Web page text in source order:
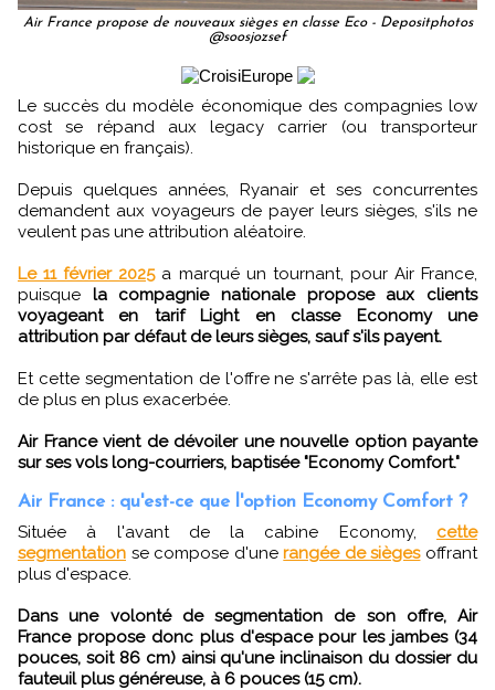
Air France propose de nouveaux sièges en classe Eco - Depositphotos
@soosjozsef
Le succès du modèle économique des compagnies low
cost se répand aux legacy carrier (ou transporteur
historique en français).
Depuis quelques années, Ryanair et ses concurrentes
demandent aux voyageurs de payer leurs sièges, s'ils ne
veulent pas une attribution aléatoire.
Le 11 février 2025a marqué un tournant, pour Air France,
puisque la compagnie nationale propose aux clients
voyageant en tarif Light en classe Economy une
attribution par défaut de leurs sièges, sauf s'ils payent.
Et cette segmentation de l'offre ne s'arrête pas là, elle est
de plus en plus exacerbée.
Air France vient de dévoiler une nouvelle option payante
sur ses vols long-courriers, baptisée "Economy Comfort."
Air France : qu'est-ce que l'option Economy Comfort ?
Située à l'avant de la cabine Economy, cette
segmentation se compose d'unerangée de siègesoffrant
plus d'espace.
Dans une volonté de segmentation de son offre, Air
France propose donc plus d'espace pour les jambes (34
pouces, soit 86 cm) ainsi qu'une inclinaison du dossier du
fauteuil plus généreuse, à 6 pouces (15 cm).